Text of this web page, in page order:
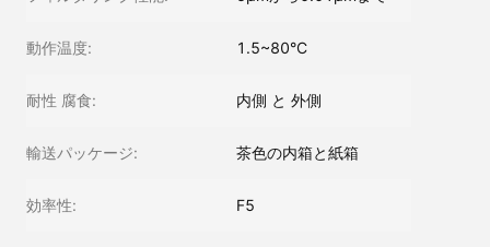
動作温度: 1.5~80°C
耐性 腐食: 内側 と 外側
輸送パッケージ: 茶色の内箱と紙箱
効率性: F5